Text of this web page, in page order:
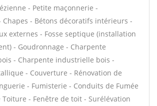
- Petite maçonnerie -
Chapes - Bétons décoratifs intérieurs -
externes - Fosse septique (installation
- Goudronnage - Charpente
- Charpente industrielle bois -
- Couverture - Rénovation de
- Fumisterie - Conduits de Fumée
Toiture - Fenêtre de toit - Surélévation